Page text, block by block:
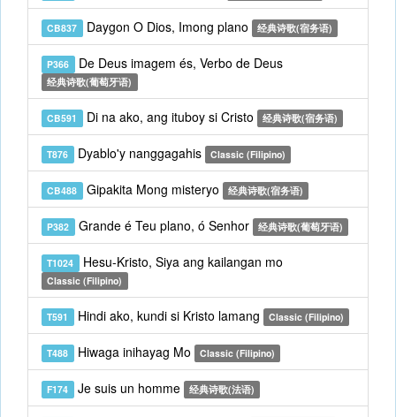
CB837 Daygon O Dios, Imong plano 经典诗歌(宿务语)
P366 De Deus imagem és, Verbo de Deus
经典诗歌(葡萄牙语)
CB591 Di na ako, ang ituboy si Cristo 经典诗歌(宿务语)
T876 Dyablo'y nanggagahis Classic (Filipino)
CB488 Gipakita Mong misteryo 经典诗歌(宿务语)
P382 Grande é Teu plano, ó Senhor 经典诗歌(葡萄牙语)
T1024 Hesu-Kristo, Siya ang kailangan mo
Classic (Filipino)
T591 Hindi ako, kundi si Kristo lamang Classic (Filipino)
T488 Hiwaga inihayag Mo Classic (Filipino)
F174 Je suis un homme 经典诗歌(法语)